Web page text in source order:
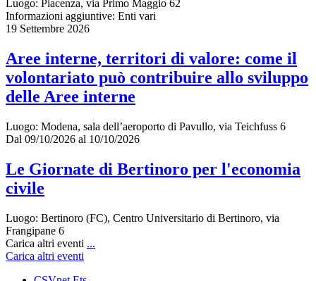
Luogo: Piacenza, via Primo Maggio 62
Informazioni aggiuntive: Enti vari
19 Settembre 2026
Aree interne, territori di valore: come il
volontariato può contribuire allo sviluppo
delle Aree interne
Luogo: Modena, sala dell’aeroporto di Pavullo, via Teichfuss 6
Dal 09/10/2026 al 10/10/2026
Le Giornate di Bertinoro per l'economia
civile
Luogo: Bertinoro (FC), Centro Universitario di Bertinoro, via
Frangipane 6
Carica altri eventi ...
Carica altri eventi